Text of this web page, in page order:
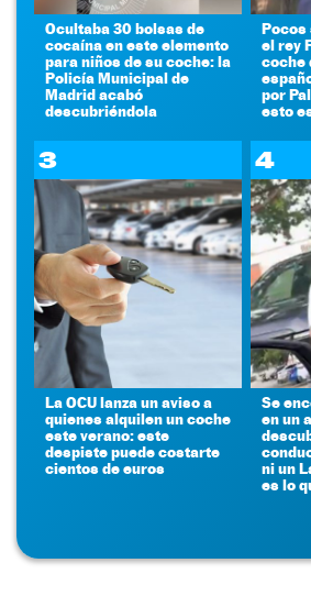
Ocultaba 30 bolsas de
cocaína en este elemento
para niños de su coche: la
Policía Municipal de
Madrid acabó
descubriéndola
Pocos
el rey
coche
por
esto
3
La OCU lanza un aviso a
quienes alquilen un coche
este verano: este
despiste puede costarte
cientos de euros
4
Se
en un
ni un
es lo